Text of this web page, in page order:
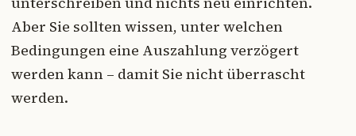
Aber Sie sollten wissen, unter welchen
Bedingungen eine Auszahlung verzögert
werden kann – damit Sie nicht überrascht
werden.